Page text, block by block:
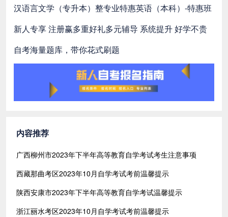
汉语言文学（专升本）整专业特惠英语（本科）-特惠班
新人专享 注册赢多重好礼多元辅导 系统提升 好学不贵
自考海量题库，带你花式刷题
内容推荐
广西柳州市2023年下半年高等教育自学考试考生注意事项
西藏那曲考区2023年10月自学考试考前温馨提示
陕西安康市2023年下半年高等教育自学考试温馨提示
浙江丽水考区2023年10月自学考试考前温馨提示